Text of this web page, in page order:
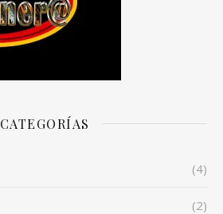
CATEGORÍAS
(4)
(2)